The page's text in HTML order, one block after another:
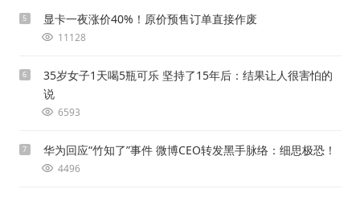
5 显卡一夜涨价40%！原价预售订单直接作废
11128
6
35岁女子1天喝5瓶可乐 坚持了15年后：结果让人很害怕的
说
6593
7 华为回应“竹知了”事件 微博CEO转发黑手脉络：细思极恐！
4496